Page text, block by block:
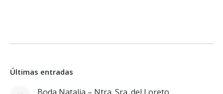
Últimas entradas